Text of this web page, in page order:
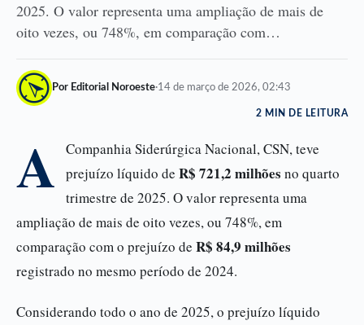
2025. O valor representa uma ampliação de mais de
oito vezes, ou 748%, em comparação com…
Por Editorial Noroeste·14 de março de 2026, 02:43
2 MIN DE LEITURA
A
Companhia Siderúrgica Nacional, CSN, teve
prejuízo líquido de R$ 721,2 milhões no quarto
trimestre de 2025. O valor representa uma
ampliação de mais de oito vezes, ou 748%, em
comparação com o prejuízo de R$ 84,9 milhões
registrado no mesmo período de 2024.
Considerando todo o ano de 2025, o prejuízo líquido